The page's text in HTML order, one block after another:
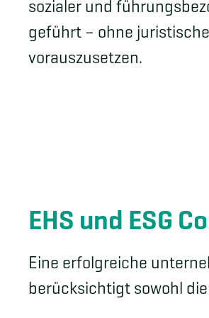
sozialer und
geführt – ohne
vorauszusetzen.
EHS und ESG
Eine erfolgreiche
berücksichtigt sowohl